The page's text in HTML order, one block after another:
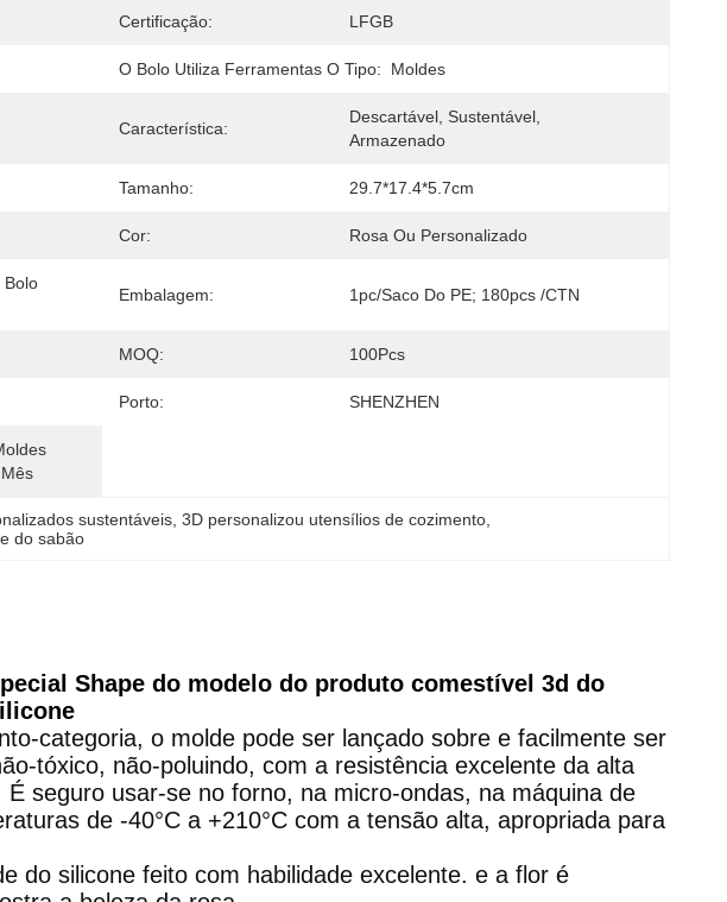
Certificação: LFGB
O Bolo Utiliza Ferramentas O Tipo: Moldes
Característica:
Descartável, Sustentável,
Armazenado
Tamanho: 29.7*17.4*5.7cm
Cor: Rosa Ou Personalizado
Bolo
Embalagem: 1pc/saco Do PE; 180pcs /CTN
MOQ: 100Pcs
Porto: SHENZHEN
sustentáveis , 3D personalizou utensílios de cozimento
do sabão
Shape do modelo do produto comestível 3d do
categoria, o molde pode ser lançado sobre e facilmente ser
tóxico, não-poluindo, com a resistência excelente da alta
seguro usar-se no forno, na micro-ondas, na máquina de
de -40°C a +210°C com a tensão alta, apropriada para
do silicone feito com habilidade excelente. e a flor é